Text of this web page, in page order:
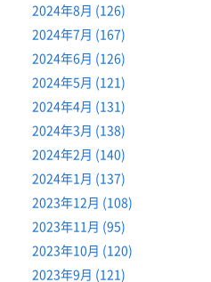
2024年8月 (126)
2024年7月 (167)
2024年6月 (126)
2024年5月 (121)
2024年4月 (131)
2024年3月 (138)
2024年2月 (140)
2024年1月 (137)
2023年12月 (108)
2023年11月 (95)
2023年10月 (120)
2023年9月 (121)